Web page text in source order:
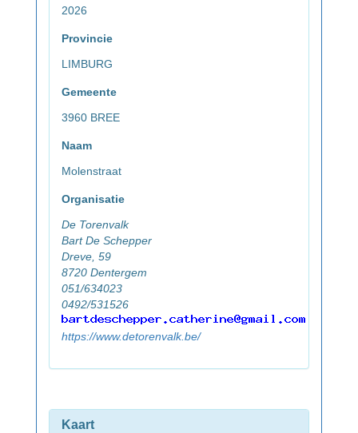
2026
Provincie
LIMBURG
Gemeente
3960 BREE
Naam
Molenstraat
Organisatie
De Torenvalk
Bart De Schepper
Dreve, 59
8720 Dentergem
051/634023
0492/531526
https://www.detorenvalk.be/
Kaart